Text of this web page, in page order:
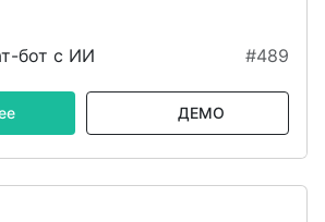
бот с ИИ
#489
ДЕМО